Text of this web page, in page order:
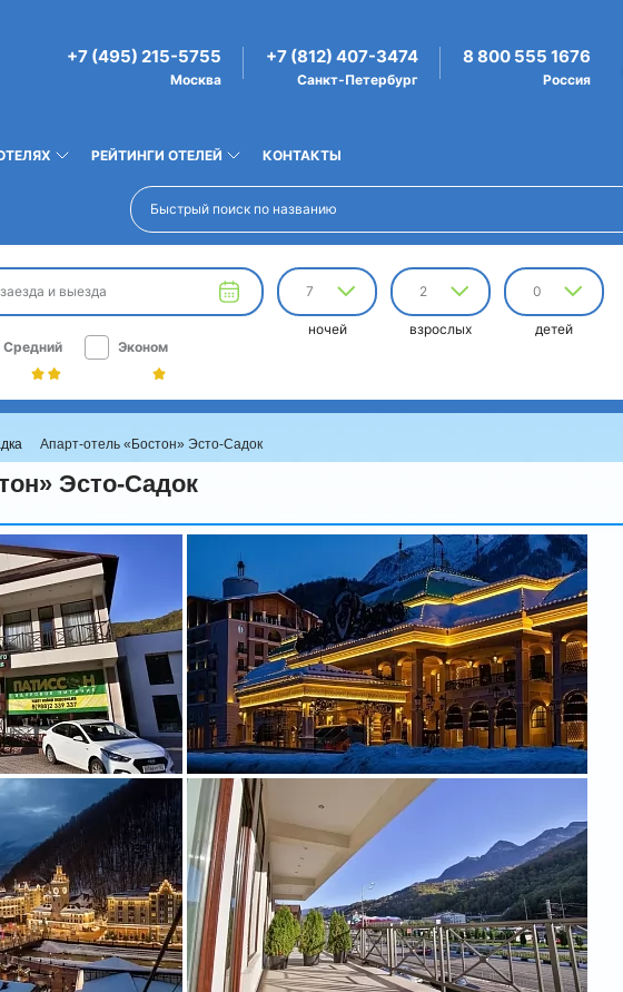
+7 (495) 215-5755
Москва
+7 (812) 407-3474
Санкт-Петербург
8 800 555 1676
Россия
РЕЙТИНГИ ОТЕЛЕЙ КОНТАКТЫ
и выезда 7
ночей
2
взрослых
0
детей
Средний Эконом
Апарт-отель «Бостон» Эсто-Садок
Александр
+7 495 215 5755 доб.5
+7 925-903-05-93
Эсто-Садок